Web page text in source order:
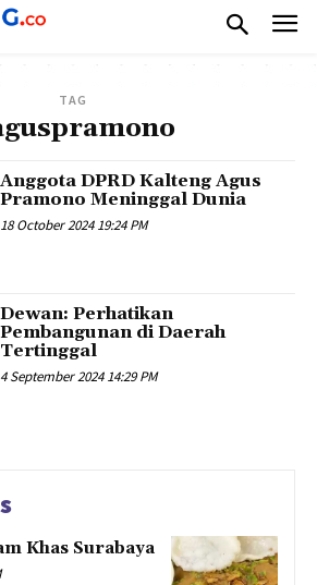
TAG
Anggota DPRD Kalteng Agus
Pramono Meninggal Dunia
18 October 2024 19:24 PM
Dewan: Perhatikan
Pembangunan di Daerah
Tertinggal
4 September 2024 14:29 PM
Khas Surabaya